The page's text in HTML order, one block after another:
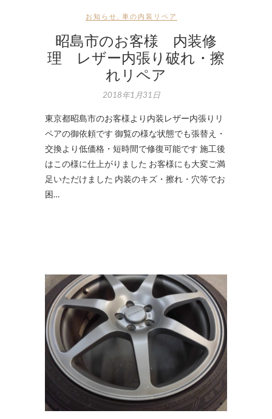
お知らせ 車の内装リペア
昭島市のお客様 内装修
理 レザー内張り破れ・擦
れリペア
2018年1月31日
東京都昭島市のお客様より内装レザー内張りリ
ペアの御依頼です 御覧の様な状態でも張替え・
交換より低価格・短時間で修復可能です 施工後
はこの様に仕上がりました お客様にも大変ご満
足いただけました 内装のキズ・擦れ・穴等でお
困…